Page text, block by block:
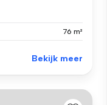
76 m²
Bekijk meer